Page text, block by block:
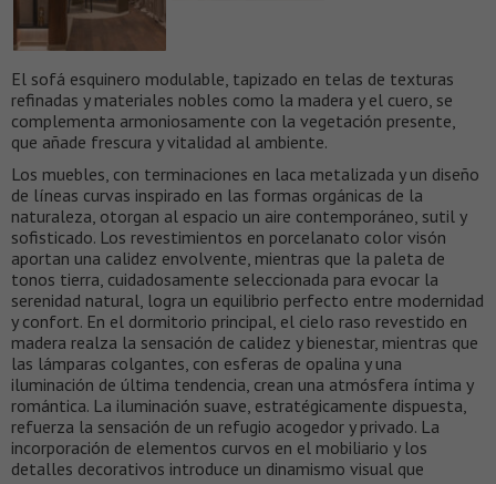
El sofá esquinero modulable, tapizado en telas de texturas
refinadas y materiales nobles como la madera y el cuero, se
complementa armoniosamente con la vegetación presente,
que añade frescura y vitalidad al ambiente.
Los muebles, con terminaciones en laca metalizada y un diseño
de líneas curvas inspirado en las formas orgánicas de la
naturaleza, otorgan al espacio un aire contemporáneo, sutil y
sofisticado. Los revestimientos en porcelanato color visón
aportan una calidez envolvente, mientras que la paleta de
tonos tierra, cuidadosamente seleccionada para evocar la
serenidad natural, logra un equilibrio perfecto entre modernidad
y confort. En el dormitorio principal, el cielo raso revestido en
madera realza la sensación de calidez y bienestar, mientras que
las lámparas colgantes, con esferas de opalina y una
iluminación de última tendencia, crean una atmósfera íntima y
romántica. La iluminación suave, estratégicamente dispuesta,
refuerza la sensación de un refugio acogedor y privado. La
incorporación de elementos curvos en el mobiliario y los
detalles decorativos introduce un dinamismo visual que